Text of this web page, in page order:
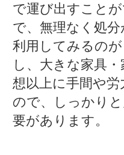
で運び出すこと
で、無理なく処
利用してみるの
し、大きな家具
想以上に手間や
ので、しっかり
要があります。